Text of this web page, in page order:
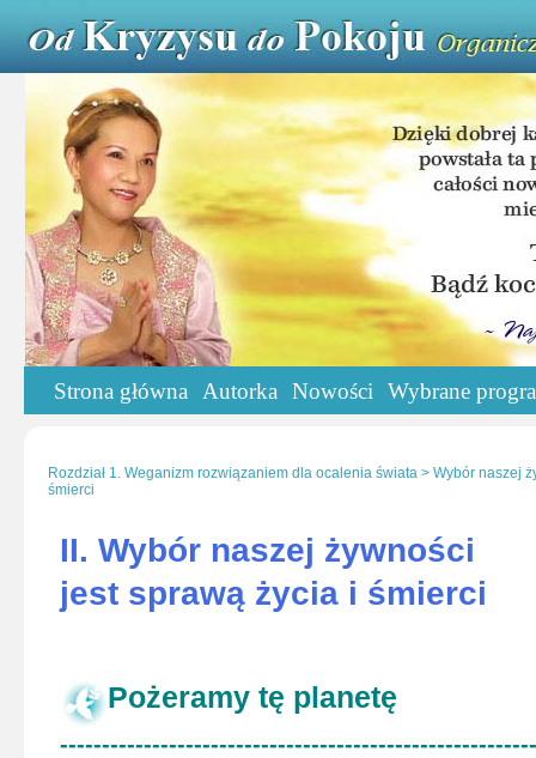
Strona główna Autorka Nowości Wybrane
Rozdział 1. Weganizm rozwiązaniem dla ocalenia świata > Wybór naszej
śmierci
II. Wybór naszej żywności
jest sprawą życia i śmierci
Pożeramy tę planetę